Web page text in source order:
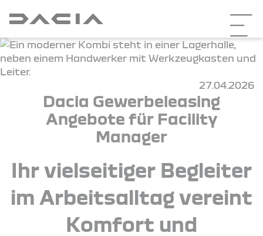
27.04.2026
Dacia Gewerbeleasing
Angebote für Facility
Manager
Ihr vielseitiger Begleiter
im Arbeitsalltag vereint
Komfort und